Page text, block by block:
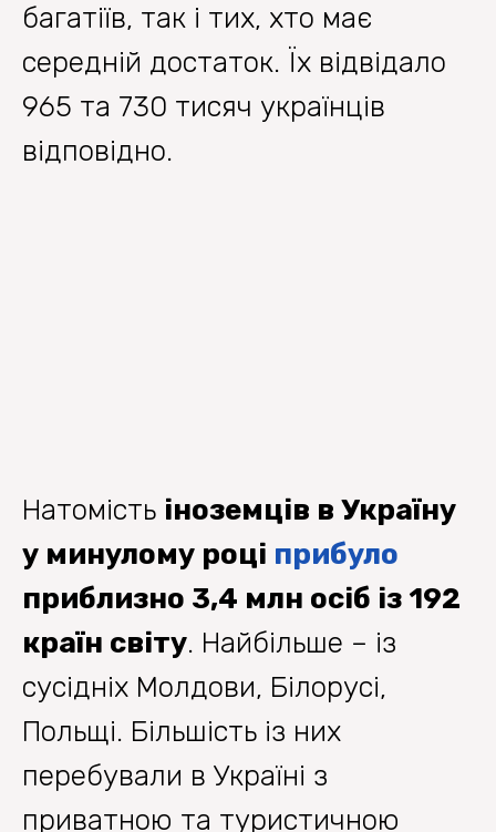
багатіїв, так і тих, хто має
середній достаток. Їх відвідало
965 та 730 тисяч українців
відповідно.
Натомість іноземців в Україну
у минулому році прибуло
приблизно 3,4 млн осіб із 192
країн світу. Найбільше – із
сусідніх Молдови, Білорусі,
Польщі. Більшість із них
перебували в Україні з
приватною та туристичною